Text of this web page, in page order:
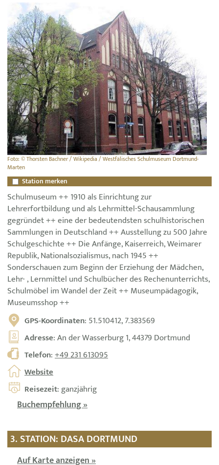
Foto: © Thorsten Bachner / Wikipedia / Westfälisches Schulmuseum Dortmund-
Marten
Station merken
Schulmuseum ++ 1910 als Einrichtung zur
Lehrerfortbildung und als Lehrmittel-Schausammlung
gegründet ++ eine der bedeutendsten schulhistorischen
Sammlungen in Deutschland ++ Ausstellung zu 500 Jahre
Schulgeschichte ++ Die Anfänge, Kaiserreich, Weimarer
Republik, Nationalsozialismus, nach 1945 ++
Sonderschauen zum Beginn der Erziehung der Mädchen,
Lehr- , Lernmittel und Schulbücher des Rechenunterrichts,
Schulmöbel im Wandel der Zeit ++ Museumpädagogik,
Museumsshop ++
GPS-Koordinaten: 51.510412, 7.383569
Adresse: An der Wasserburg 1, 44379 Dortmund
Telefon:+49 231 613095
Website
Reisezeit: ganzjährig
Buchempfehlung »
3. STATION: DASA DORTMUND
Auf Karte anzeigen »